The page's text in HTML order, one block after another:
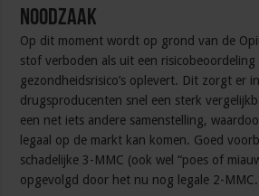
Noodzaak
Op dit moment wordt op grond van de
stof verboden als uit een
gezondheidsrisico’s oplevert. Dit zorgt er
drugsproducenten snel een sterk
een net iets andere samenstelling,
legaal op de markt kan komen. Goed
schadelijke 3-MMC (ook wel “poes of
opgevolgd door het nu nog legale 2-MMC.